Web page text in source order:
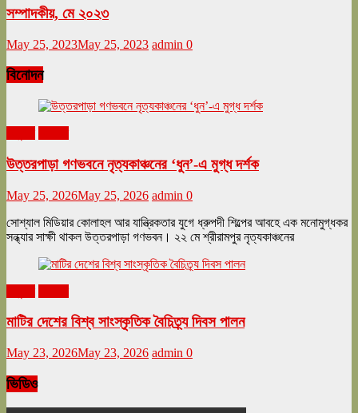
সম্পাদকীয়, মে ২০২৩
May 25, 2023May 25, 2023 admin 0
বিনোদন
উত্তরপাড়া গণভবনে নৃত্যকাঞ্চনের ‘ধুন’-এ মুগ্ধ দর্শক
May 25, 2026May 25, 2026 admin 0
সোশ্যাল মিডিয়ার কোলাহল আর যান্ত্রিকতার যুগে ধ্রুপদী শিল্পের আবহে এক মনোমুগ্ধকর
সন্ধ্যার সাক্ষী থাকল উত্তরপাড়া গণভবন। ২২ মে শ্রীরামপুর নৃত্যকাঞ্চনের
মাটির দেশের বিশ্ব সাংস্কৃতিক বৈচিত্র্য দিবস পালন
May 23, 2026May 23, 2026 admin 0
ভিডিও